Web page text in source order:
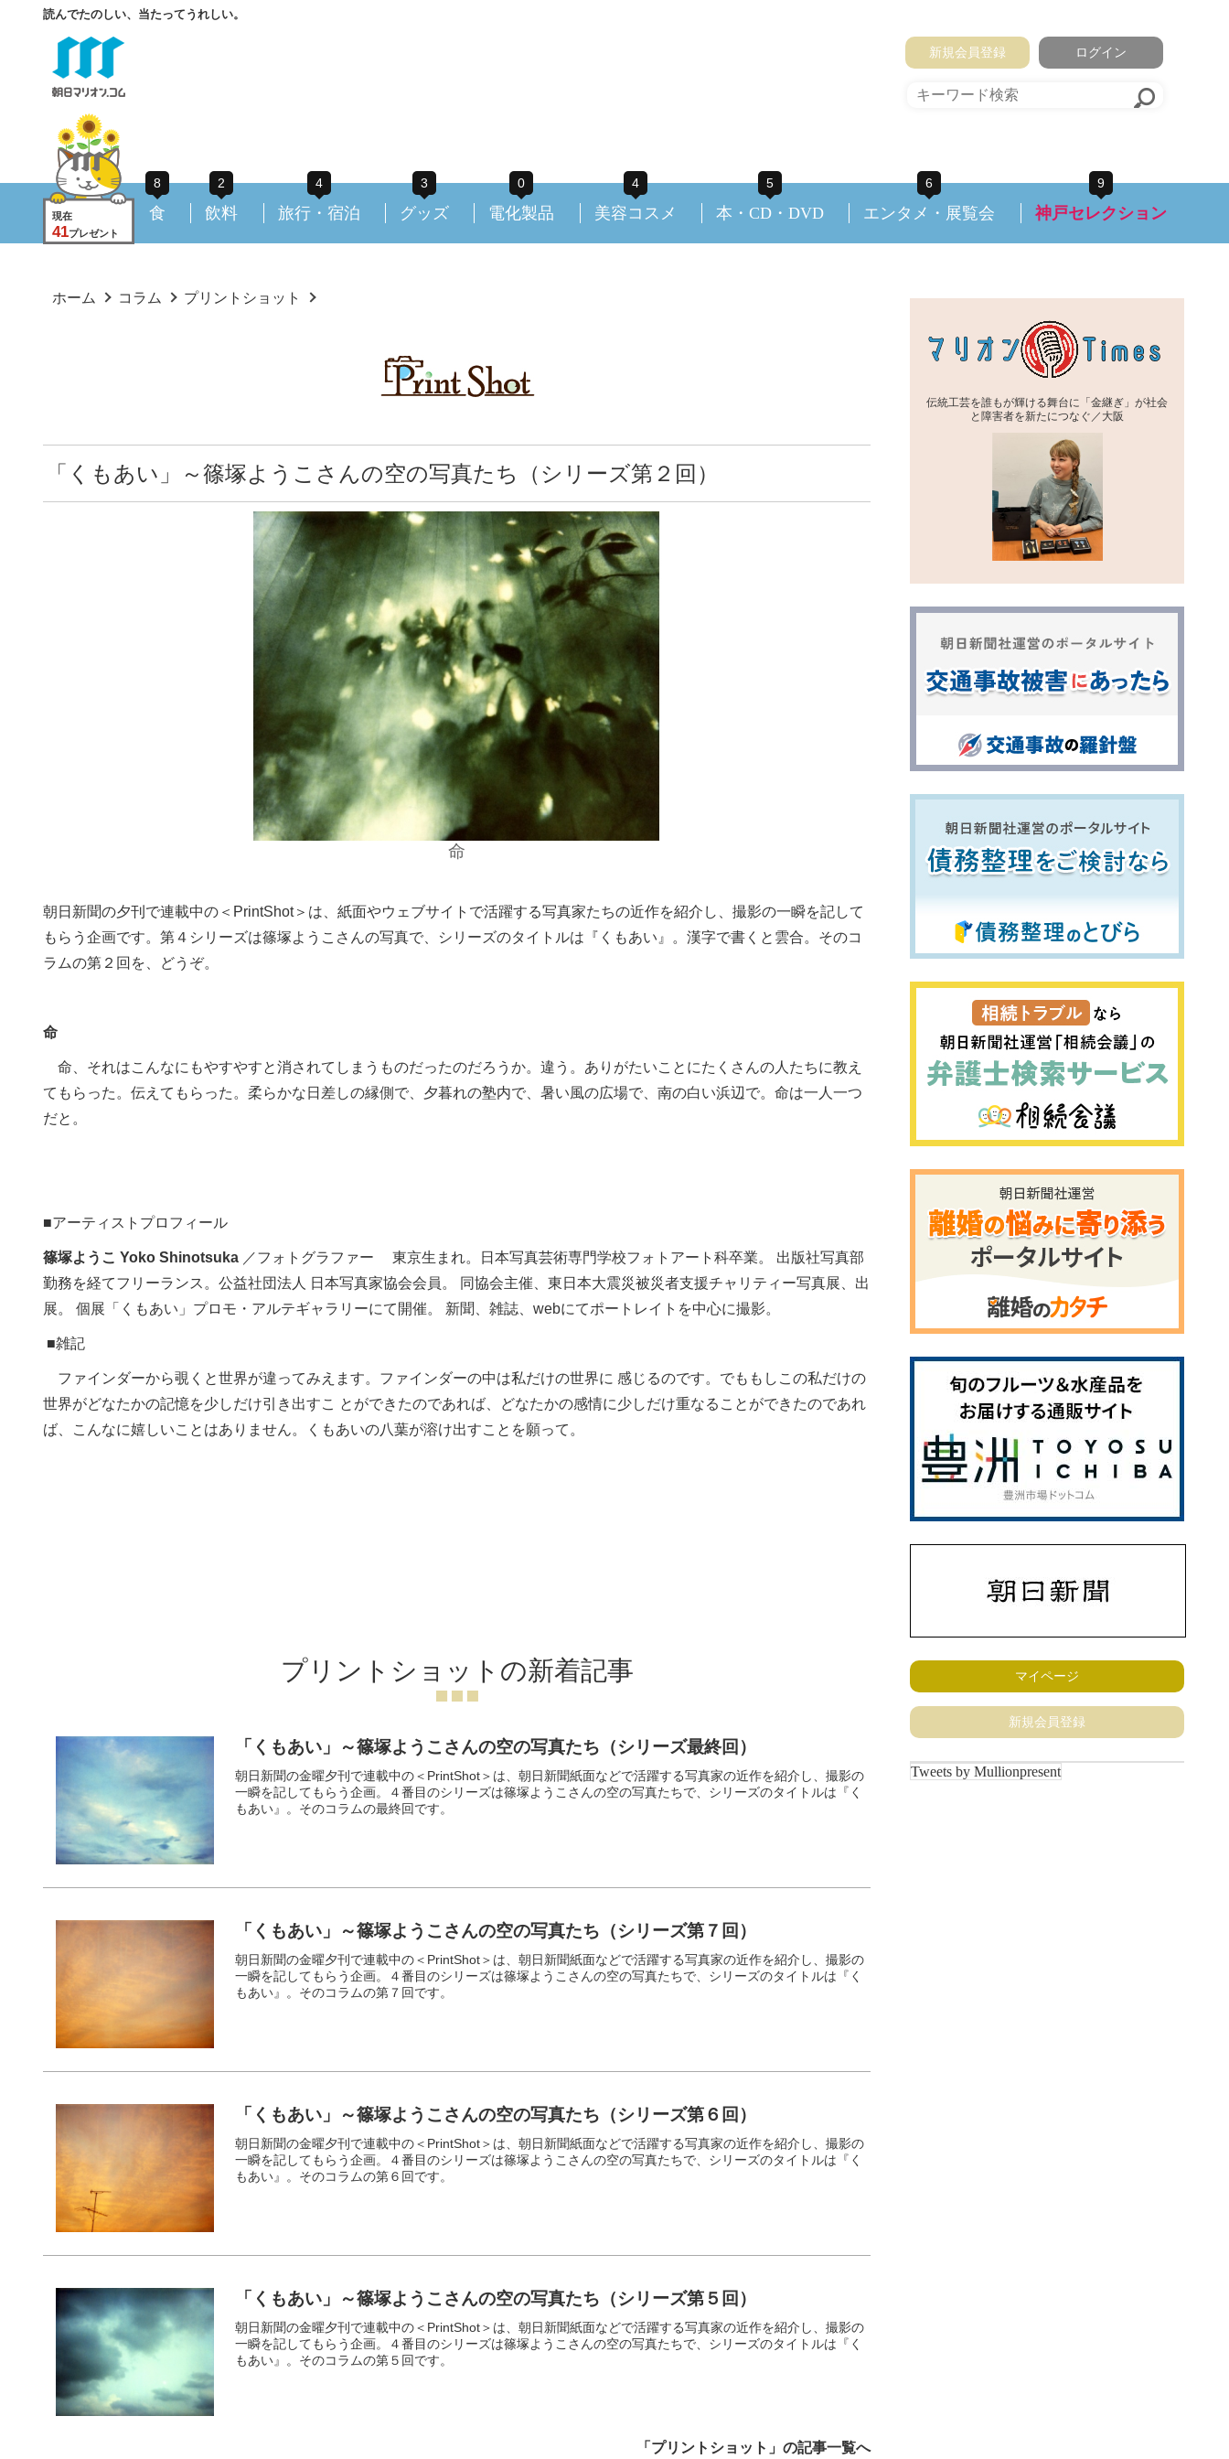
読んでたのしい、当たってうれしい。
新規会員登録 ログイン
現在
41プレゼント
8
食
2
飲料
4
旅行・宿泊
3
グッズ
0
電化製品
4
美容コスメ
5
本・CD・DVD
6
エンタメ・展覧会
9
神戸セレクション
ホーム コラム プリントショット
「くもあい」～篠塚ようこさんの空の写真たち（シリーズ第２回）
命
朝日新聞の夕刊で連載中の＜PrintShot＞は、紙面やウェブサイトで活躍する写真家たちの近作を紹介し、撮影の一瞬を記して
もらう企画です。第４シリーズは篠塚ようこさんの写真で、シリーズのタイトルは『くもあい』。漢字で書くと雲合。そのコ
ラムの第２回を、どうぞ。
命
命、それはこんなにもやすやすと消されてしまうものだったのだろうか。違う。ありがたいことにたくさんの人たちに教え
てもらった。伝えてもらった。柔らかな日差しの縁側で、夕暮れの塾内で、暑い風の広場で、南の白い浜辺で。命は一人一つ
だと。
■アーティストプロフィール
篠塚ようこ Yoko Shinotsuka ／フォトグラファー 東京生まれ。日本写真芸術専門学校フォトアート科卒業。 出版社写真部
勤務を経てフリーランス。公益社団法人 日本写真家協会会員。 同協会主催、東日本大震災被災者支援チャリティー写真展、出
展。 個展「くもあい」プロモ・アルテギャラリーにて開催。 新聞、雑誌、webにてポートレイトを中心に撮影。
■雑記
ファインダーから覗くと世界が違ってみえます。ファインダーの中は私だけの世界に 感じるのです。でももしこの私だけの
世界がどなたかの記憶を少しだけ引き出すこ とができたのであれば、どなたかの感情に少しだけ重なることができたのであれ
ば、こんなに嬉しいことはありません。くもあいの八葉が溶け出すことを願って。
プリントショットの新着記事
「くもあい」～篠塚ようこさんの空の写真たち（シリーズ最終回）
朝日新聞の金曜夕刊で連載中の＜PrintShot＞は、朝日新聞紙面などで活躍する写真家の近作を紹介し、撮影の
一瞬を記してもらう企画。４番目のシリーズは篠塚ようこさんの空の写真たちで、シリーズのタイトルは『く
もあい』。そのコラムの最終回です。
「くもあい」～篠塚ようこさんの空の写真たち（シリーズ第７回）
朝日新聞の金曜夕刊で連載中の＜PrintShot＞は、朝日新聞紙面などで活躍する写真家の近作を紹介し、撮影の
一瞬を記してもらう企画。４番目のシリーズは篠塚ようこさんの空の写真たちで、シリーズのタイトルは『く
もあい』。そのコラムの第７回です。
「くもあい」～篠塚ようこさんの空の写真たち（シリーズ第６回）
朝日新聞の金曜夕刊で連載中の＜PrintShot＞は、朝日新聞紙面などで活躍する写真家の近作を紹介し、撮影の
一瞬を記してもらう企画。４番目のシリーズは篠塚ようこさんの空の写真たちで、シリーズのタイトルは『く
もあい』。そのコラムの第６回です。
「くもあい」～篠塚ようこさんの空の写真たち（シリーズ第５回）
朝日新聞の金曜夕刊で連載中の＜PrintShot＞は、朝日新聞紙面などで活躍する写真家の近作を紹介し、撮影の
一瞬を記してもらう企画。４番目のシリーズは篠塚ようこさんの空の写真たちで、シリーズのタイトルは『く
もあい』。そのコラムの第５回です。
「プリントショット」の記事一覧へ
伝統工芸を誰もが輝ける舞台に「金継ぎ」が社会
と障害者を新たにつなぐ／大阪
マイページ
新規会員登録
Tweets by Mullionpresent